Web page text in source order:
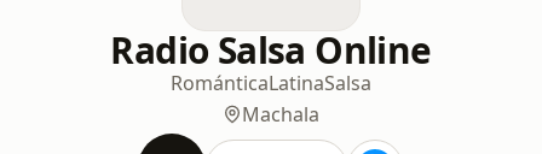
Radio Salsa Online
RománticaLatinaSalsa
Machala